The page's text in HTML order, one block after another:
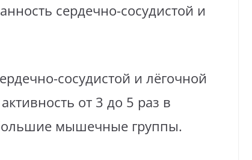
сердечно-сосудистой и
сосудистой и лёгочной
от 3 до 5 раз в
мышечные группы.